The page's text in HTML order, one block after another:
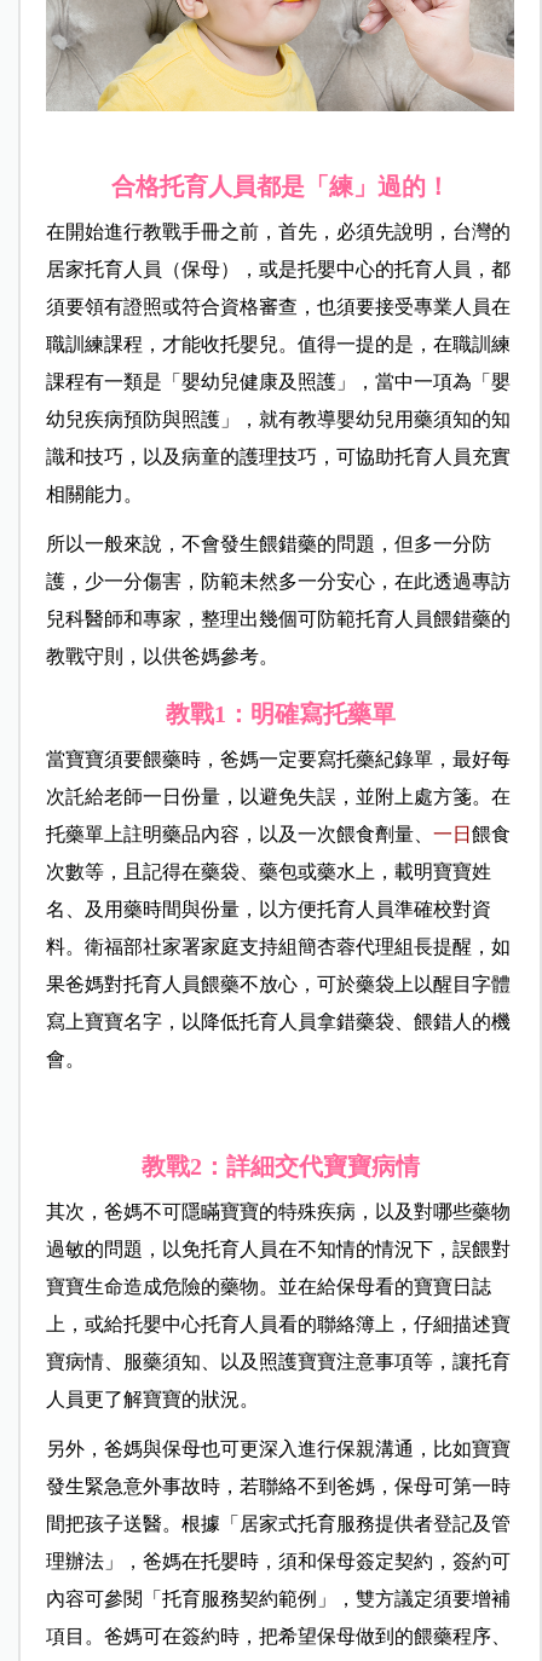
合格托育人員都是「練」過的！
在開始進行教戰手冊之前，首先，必須先說明，台灣的
居家托育人員（保母），或是托嬰中心的托育人員，都
須要領有證照或符合資格審查，也須要接受專業人員在
職訓練課程，才能收托嬰兒。值得一提的是，在職訓練
課程有一類是「嬰幼兒健康及照護」，當中一項為「嬰
幼兒疾病預防與照護」，就有教導嬰幼兒用藥須知的知
識和技巧，以及病童的護理技巧，可協助托育人員充實
相關能力。
所以一般來說，不會發生餵錯藥的問題，但多一分防
護，少一分傷害，防範未然多一分安心，在此透過專訪
兒科醫師和專家，整理出幾個可防範托育人員餵錯藥的
教戰守則，以供爸媽參考。
教戰1：明確寫托藥單
當寶寶須要餵藥時，爸媽一定要寫托藥紀錄單，最好每
次託給老師一日份量，以避免失誤，並附上處方箋。在
托藥單上註明藥品內容，以及一次餵食劑量、 一日 餵食
次數等，且記得在藥袋、藥包或藥水上，載明寶寶姓
名、及用藥時間與份量，以方便托育人員準確校對資
料。衛福部社家署家庭支持組簡杏蓉代理組長提醒，如
果爸媽對托育人員餵藥不放心，可於藥袋上以醒目字體
寫上寶寶名字，以降低托育人員拿錯藥袋、餵錯人的機
會。
教戰2：詳細交代寶寶病情
其次，爸媽不可隱瞞寶寶的特殊疾病，以及對哪些藥物
過敏的問題，以免托育人員在不知情的情況下，誤餵對
寶寶生命造成危險的藥物。並在給保母看的寶寶日誌
上，或給托嬰中心托育人員看的聯絡簿上，仔細描述寶
寶病情、服藥須知、以及照護寶寶注意事項等，讓托育
人員更了解寶寶的狀況。
另外，爸媽與保母也可更深入進行保親溝通，比如寶寶
發生緊急意外事故時，若聯絡不到爸媽，保母可第一時
間把孩子送醫。根據「居家式托育服務提供者登記及管
理辦法」，爸媽在托嬰時，須和保母簽定契約，簽約可
內容可參閱「托育服務契約範例」，雙方議定須要增補
項目。爸媽可在簽約時，把希望保母做到的餵藥程序、